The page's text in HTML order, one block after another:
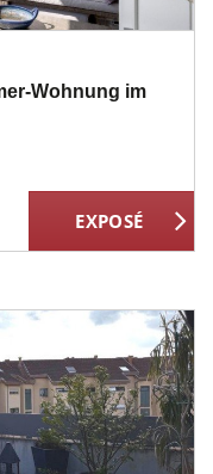
Wohnung im